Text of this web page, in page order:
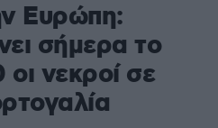
Ευρώπη:
σήμερα το
νεκροί σε